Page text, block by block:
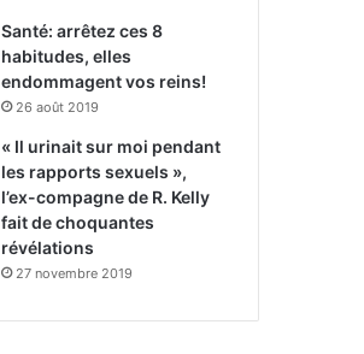
Santé: arrêtez ces 8
habitudes, elles
endommagent vos reins!
26 août 2019
« Il urinait sur moi pendant
les rapports sexuels »,
l’ex-compagne de R. Kelly
fait de choquantes
révélations
27 novembre 2019